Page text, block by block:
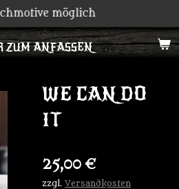
ZUM ANFASSEN
möglich
WE CAN DO
IT
25,00 €
zzgl. Versandkosten